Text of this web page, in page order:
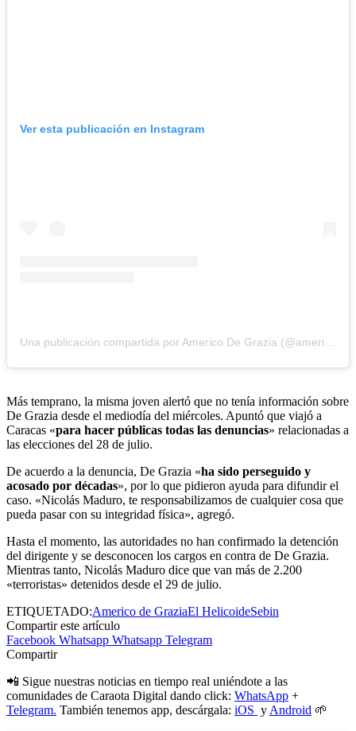
Ver esta publicación en Instagram
Más temprano, la misma joven alertó que no tenía información sobre
De Grazia desde el mediodía del miércoles. Apuntó que viajó a
Caracas «para hacer públicas todas las denuncias» relacionadas a
las elecciones del 28 de julio.
De acuerdo a la denuncia, De Grazia «ha sido perseguido y
acosado por décadas», por lo que pidieron ayuda para difundir el
caso. «Nicolás Maduro, te responsabilizamos de cualquier cosa que
pueda pasar con su integridad física», agregó.
Hasta el momento, las autoridades no han confirmado la detención
del dirigente y se desconocen los cargos en contra de De Grazia.
Mientras tanto, Nicolás Maduro dice que van más de 2.200
«terroristas» detenidos desde el 29 de julio.
ETIQUETADO:Americo de GraziaEl HelicoideSebin
Compartir este artículo
Facebook Whatsapp Whatsapp Telegram
Compartir
📲 Sigue nuestras noticias en tiempo real uniéndote a las
comunidades de Caraota Digital dando click: WhatsApp +
Telegram. También tenemos app, descárgala: iOS y Android 🌱